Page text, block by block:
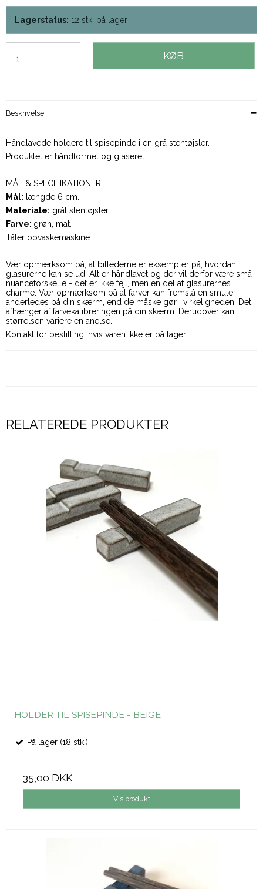
Lagerstatus: 12 stk. på lager
KØB
Beskrivelse
Håndlavede holdere til spisepinde i en grå stentøjsler.
Produktet er håndformet og glaseret.
------
MÅL & SPECIFIKATIONER
Mål: længde 6 cm.
Materiale: gråt stentøjsler.
Farve: grøn, mat.
Tåler opvaskemaskine.
------
Vær opmærksom på, at billederne er eksempler på, hvordan
glasurerne kan se ud. Alt er håndlavet og der vil derfor være små
nuanceforskelle - det er ikke fejl, men en del af glasurernes
charme. Vær opmærksom på at farver kan fremstå en smule
anderledes på din skærm, end de måske gør i virkeligheden. Det
afhænger af farvekalibreringen på din skærm. Derudover kan
størrelsen variere en anelse.
Kontakt for bestilling, hvis varen ikke er på lager.
RELATEREDE PRODUKTER
HOLDER TIL SPISEPINDE - BEIGE
På lager (18 stk.)
35,00 DKK
Vis produkt